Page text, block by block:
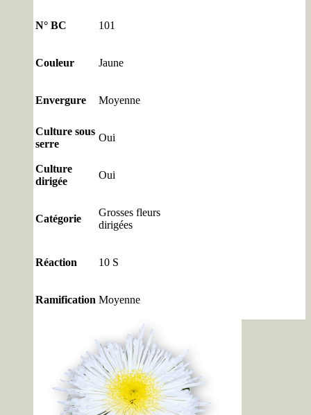
N° BC 101
Couleur Jaune
Envergure Moyenne
Culture sous
serre
Oui
Culture
dirigée
Oui
Catégorie
Grosses fleurs
dirigées
Réaction 10 S
Ramification Moyenne